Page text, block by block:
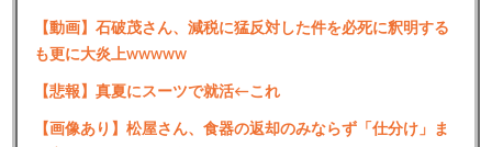
【動画】石破茂さん、減税に猛反対した件を必死に釈明する
も更に大炎上wwwww
【悲報】真夏にスーツで就活←これ
【画像あり】松屋さん、食器の返却のみならず「仕分け」ま